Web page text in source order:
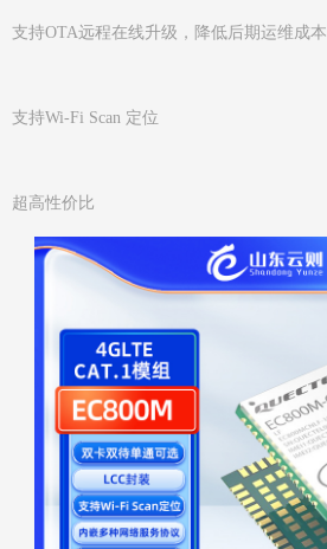
支持OTA远程在线升级，降低后期运维成本
支持Wi-Fi Scan 定位
超高性价比